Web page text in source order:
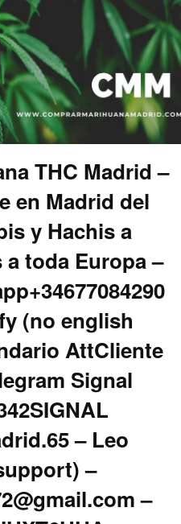
THC Madrid –
en Madrid del
y Hachis a
toda Europa –
(no english
AttCliente
Signal
– Leo
–
–